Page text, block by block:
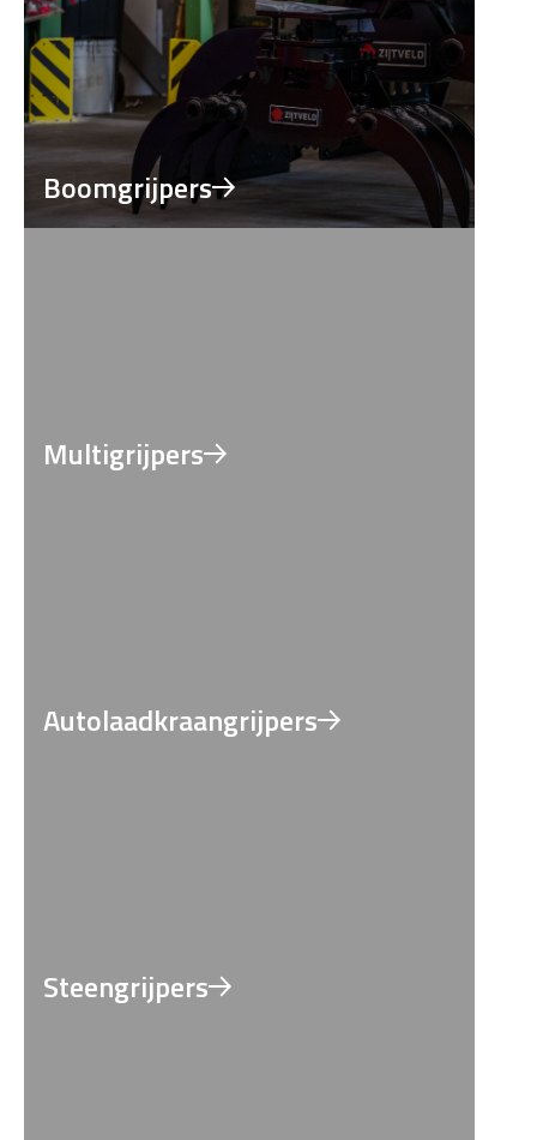
Boomgrijpers
Multigrijpers
Autolaadkraangrijpers
Steengrijpers